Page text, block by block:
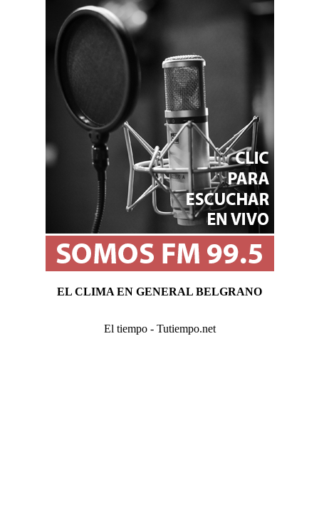
EL CLIMA EN GENERAL BELGRANO
El tiempo - Tutiempo.net